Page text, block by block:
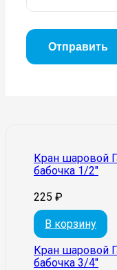
Кран шаровой
бабочка 1/2″
225 ₽
В корзину
Кран шаровой
бабочка 3/4″